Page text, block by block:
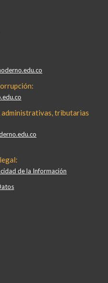
tributarias
de la Información